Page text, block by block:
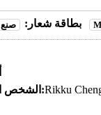
بطاقة شعار: صنع
الشخص الذي يمكن الاتصال به:Rikku